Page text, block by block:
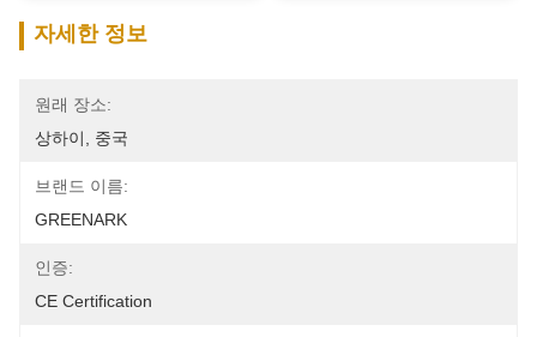
자세한 정보
원래 장소:
상하이, 중국
브랜드 이름:
GREENARK
인증:
CE Certification